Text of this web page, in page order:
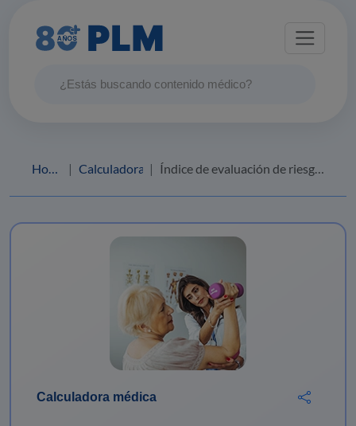
Home Calculadoras Índice de evaluación de riesgo de osteoporosis (ORAI)
Calculadora médica